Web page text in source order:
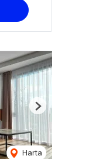
Harta
Next